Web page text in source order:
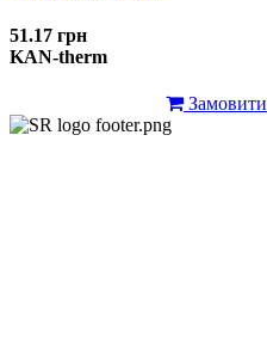
51.17 грн
KAN-therm
Замовити